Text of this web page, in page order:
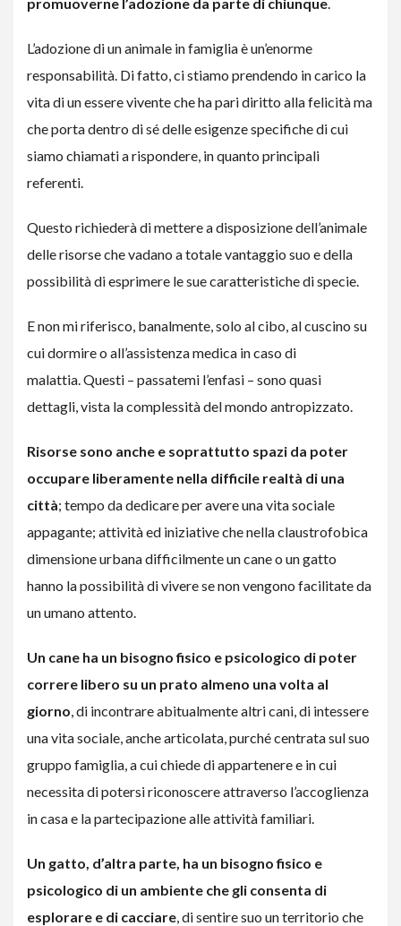
L’adozione di un animale in famiglia è un’enorme
responsabilità. Di fatto, ci stiamo prendendo in carico la
vita di un essere vivente che ha pari diritto alla felicità ma
che porta dentro di sé delle esigenze specifiche di cui
siamo chiamati a rispondere, in quanto principali
referenti.
Questo richiederà di mettere a disposizione dell’animale
delle risorse che vadano a totale vantaggio suo e della
possibilità di esprimere le sue caratteristiche di specie.
E non mi riferisco, banalmente, solo al cibo, al cuscino su
cui dormire o all’assistenza medica in caso di
malattia. Questi – passatemi l’enfasi – sono quasi
dettagli, vista la complessità del mondo antropizzato.
Risorse sono anche e soprattutto spazi da poter
occupare liberamente nella difficile realtà di una
città; tempo da dedicare per avere una vita sociale
appagante; attività ed iniziative che nella claustrofobica
dimensione urbana difficilmente un cane o un gatto
hanno la possibilità di vivere se non vengono facilitate da
un umano attento.
Un cane ha un bisogno fisico e psicologico di poter
correre libero su un prato almeno una volta al
giorno, di incontrare abitualmente altri cani, di intessere
una vita sociale, anche articolata, purché centrata sul suo
gruppo famiglia, a cui chiede di appartenere e in cui
necessita di potersi riconoscere attraverso l’accoglienza
in casa e la partecipazione alle attività familiari.
Un gatto, d’altra parte, ha un bisogno fisico e
psicologico di un ambiente che gli consenta di
esplorare e di cacciare, di sentire suo un territorio che